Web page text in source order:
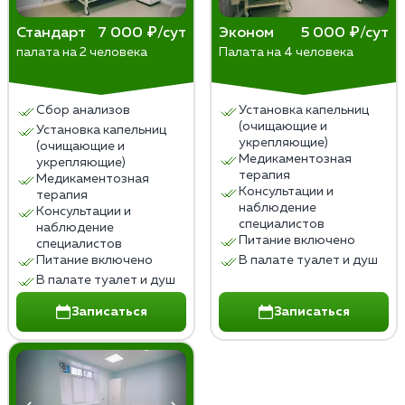
социальная и психологическая поддержка от
персонала и других пациентов.
самостоятельно справиться с проблемой, имеет
тяжелую форму зависимости или сопутствующие
психические расстройства.
Стандарт 7 000 ₽/сут
палата на 2 человека
Сбор анализов
Установка капельниц
(очищающие и
укрепляющие)
Медикаментозная
терапия
Консультации и
наблюдение
специалистов
Питание включено
В палате туалет и душ
Записаться
Эконом 5 000 ₽/сут
Палата на 4 человека
Установка капельниц
(очищающие и
укрепляющие)
Медикаментозная
терапия
Консультации и
наблюдение
специалистов
Питание включено
В палате туалет и душ
Записаться